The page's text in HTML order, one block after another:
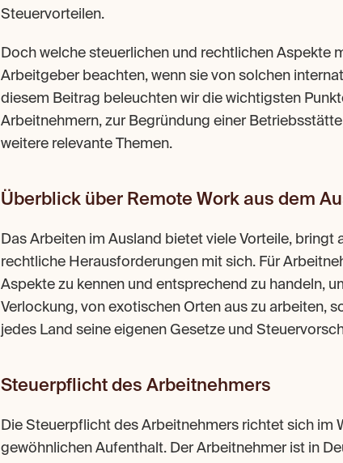
Steuervorteilen.
Doch welche steuerlichen und rechtlichen Aspekte
Arbeitgeber beachten, wenn sie von solchen
diesem Beitrag beleuchten wir die wichtigsten
Arbeitnehmern, zur Begründung einer
weitere relevante Themen.
Überblick über Remote Work aus dem
Das Arbeiten im Ausland bietet viele Vorteile, bringt
rechtliche Herausforderungen mit sich. Für
Aspekte zu kennen und entsprechend zu handeln,
Verlockung, von exotischen Orten aus zu arbeiten,
jedes Land seine eigenen Gesetze und
Steuerpflicht des Arbeitnehmers
Die Steuerpflicht des Arbeitnehmers richtet sich im
gewöhnlichen Aufenthalt. Der Arbeitnehmer ist in